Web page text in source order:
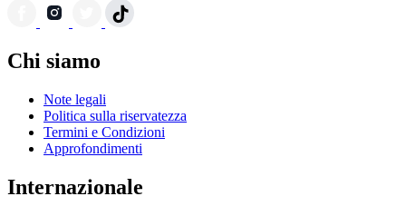
Chi siamo
Note legali
Politica sulla riservatezza
Termini e Condizioni
Approfondimenti
Internazionale